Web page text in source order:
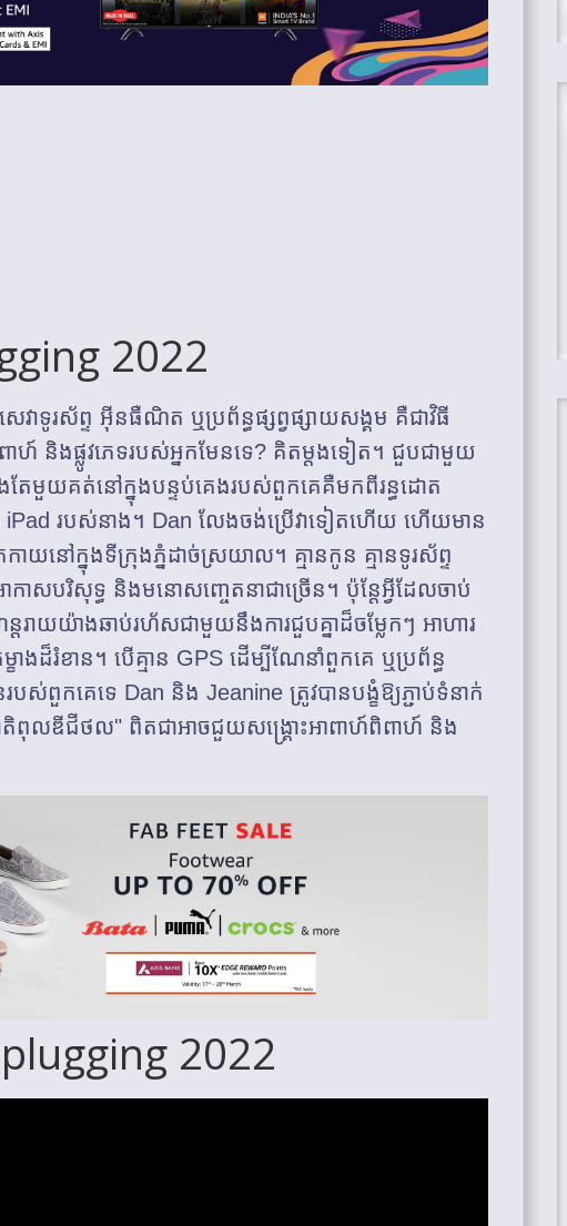
2022
េវាទូរស័ព្ទ អ៊ីនធឺណិត ឬប្រព័ន្ធផ្សព្វផ្សាយសង្គម គឺជាវិធី
និងផ្លូវភេទរបស់អ្នកមែនទេ? គិតម្តងទៀត។ ជួបជាមួយ
ងតែមួយគត់នៅក្នុងបន្ទប់គេងរបស់ពួកគេគឺមកពីរន្ធដោត
របស់នាង។ Dan លែងចង់ប្រើវាទៀតហើយ ហើយមាន
យនៅក្នុងទីក្រុងភ្នំដាច់ស្រយាល។ គ្មានកូន គ្មានទូរស័ព្ទ
ាកាសបរិសុទ្ធ និងមនោសញ្ចេតនាជាច្រើន។ ប៉ុន្តែអ្វីដែលចាប់
ន្តរាយយ៉ាងឆាប់រហ័សជាមួយនឹងការជួបគ្នាដ៏ចម្លែកៗ អាហារ
កម្ខាងដ៏រំខាន។ បើគ្មាន GPS ដើម្បីណែនាំពួកគេ ឬប្រព័ន្ធ
បស់ពួកគេទេ Dan និង Jeanine ត្រូវបានបង្ខំឱ្យភ្ជាប់ទំនាក់
ាតិពុលឌីជីថល" ពិតជាអាចជួយសង្គ្រោះអាពាហ៍ពិពាហ៍ និង
2022